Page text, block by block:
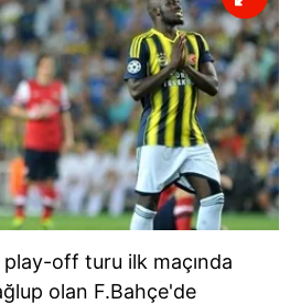
off turu ilk maçında
olan F.Bahçe'de